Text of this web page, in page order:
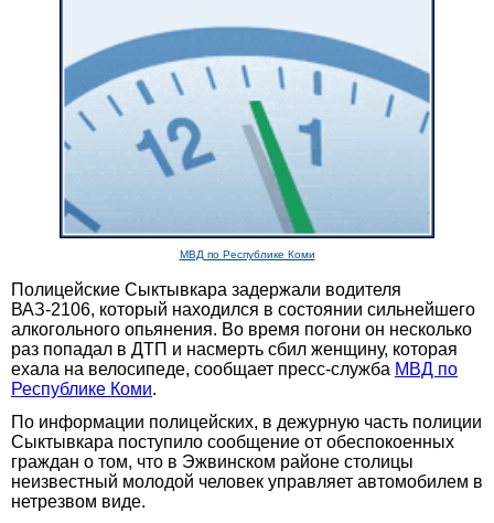
МВД по Республике Коми
Полицейские Сыктывкара задержали водителя
ВАЗ-2106, который находился в состоянии сильнейшего
алкогольного опьянения. Во время погони он несколько
раз попадал в ДТП и насмерть сбил женщину, которая
ехала на велосипеде, сообщает пресс-служба МВД по
Республике Коми.
По информации полицейских, в дежурную часть полиции
Сыктывкара поступило сообщение от обеспокоенных
граждан о том, что в Эжвинском районе столицы
неизвестный молодой человек управляет автомобилем в
нетрезвом виде.